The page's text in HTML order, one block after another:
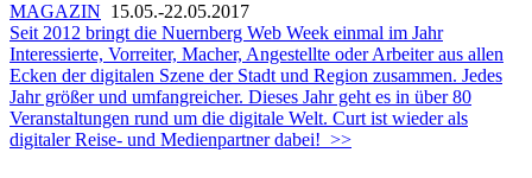
MAGAZIN 15.05.-22.05.2017
Seit 2012 bringt die Nuernberg Web Week einmal im Jahr
Interessierte, Vorreiter, Macher, Angestellte oder Arbeiter aus allen
Ecken der digitalen Szene der Stadt und Region zusammen. Jedes
Jahr größer und umfangreicher. Dieses Jahr geht es in über 80
Veranstaltungen rund um die digitale Welt. Curt ist wieder als
digitaler Reise- und Medienpartner dabei! >>